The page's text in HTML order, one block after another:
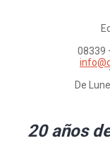
08339
De
20 años